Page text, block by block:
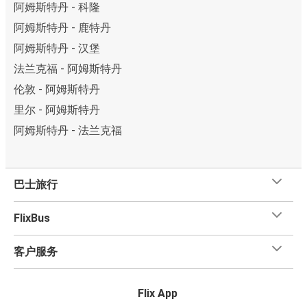
阿姆斯特丹 - 科隆
阿姆斯特丹 - 鹿特丹
阿姆斯特丹 - 汉堡
法兰克福 - 阿姆斯特丹
伦敦 - 阿姆斯特丹
里尔 - 阿姆斯特丹
阿姆斯特丹 - 法兰克福
巴士旅行
FlixBus
客户服务
Flix App